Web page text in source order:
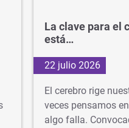
La clave para el
está…
22 julio 2026
El cerebro rige
veces pensamos
algo falla.